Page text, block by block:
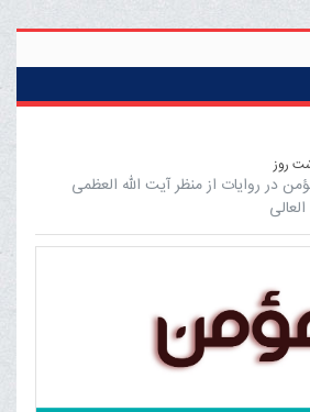
روز
در روایات از منظر آیت الله العظمی